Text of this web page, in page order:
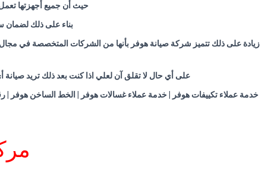
حيث أن جميع أجهزتها
بناء على ذلك لضمان
زيادة على ذلك تتميز شركة صيانة هوفر بأنها من الشركات المتخصصة في
على أي حال لا تقلق آن لعلي اذا كنت بعد ذلك تريد